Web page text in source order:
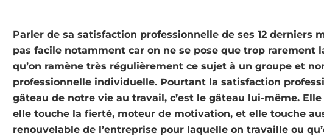
Parler de sa satisfaction professionnelle de ses 12 derniers
pas facile notamment car on ne se pose que trop rarement
qu’on ramène très régulièrement ce sujet à un groupe et
professionnelle individuelle. Pourtant la satisfaction
gâteau de notre vie au travail, c’est le gâteau lui-même.
elle touche la fierté, moteur de motivation, et elle touche
renouvelable de l’entreprise pour laquelle on travaille ou